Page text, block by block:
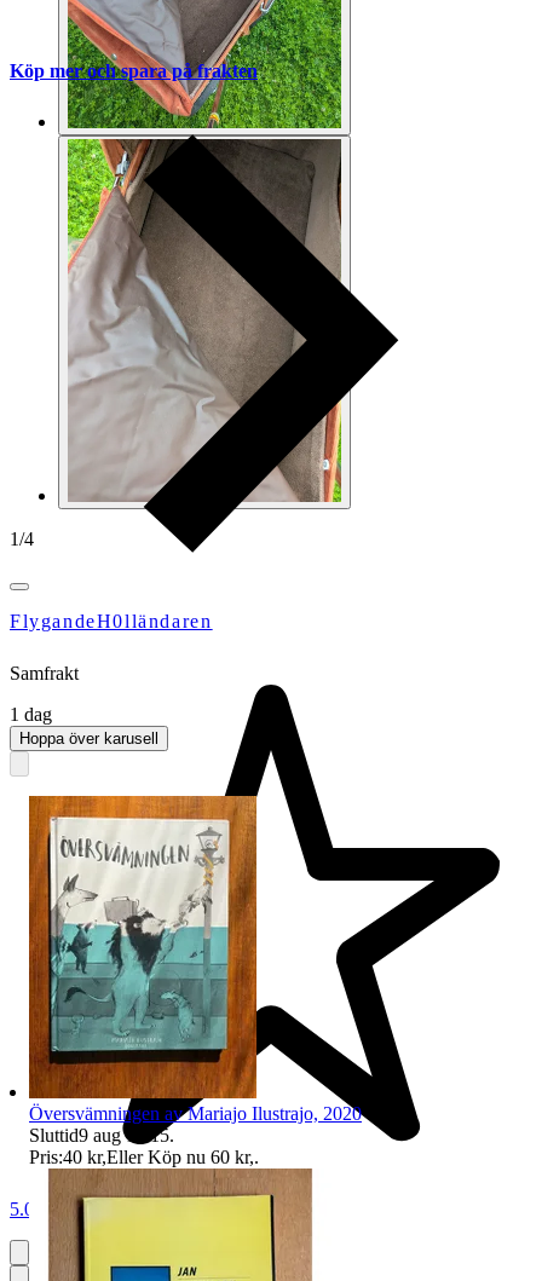
1/4
FlygandeH0lländaren
5.0
Köp mer och spara på frakten
Samfrakt
1 dag
Hoppa över karusell
Översvämningen av Mariajo Ilustrajo, 2020
Sluttid9 aug 18:15.
Pris:40 kr,Eller Köp nu 60 kr,.